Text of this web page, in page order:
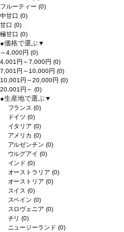
フルーティー (0)
中甘口 (0)
甘口 (0)
極甘口 (0)
●価格で選ぶ▼
～4,000円 (0)
4,001円～7,000円 (0)
7,001円～10,000円 (0)
10,001円～20,000円 (0)
20,001円～ (0)
●生産地で選ぶ▼
フランス(0)
ドイツ(0)
イタリア(0)
アメリカ(0)
アルゼンチン(0)
ウルグアイ(0)
インド(0)
オーストラリア(0)
オーストリア(0)
スイス(0)
スペイン(0)
スロヴェニア(0)
チリ(0)
ニュージーランド(0)